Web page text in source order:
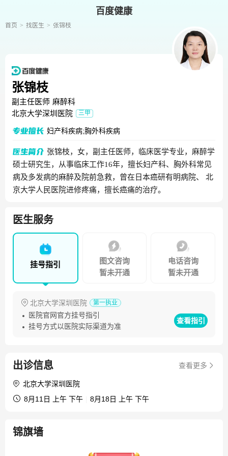
百度健康
首页 找医生 张锦枝
张锦枝
副主任医师 麻醉科
北京大学深圳医院
三甲
妇产科疾病;胸外科疾病
张锦枝，女，副主任医师，临床医学专业，麻醉学
硕士研究生，从事临床工作16年，擅长妇产科、胸外科常见
病及多发病的麻醉及院前急救，曾在日本癌研有明病院、 北
京大学人民医院进修疼痛，擅长癌痛的治疗。
医生服务
挂号指引
图文咨询
暂未开通
电话咨询
暂未开通
北京大学深圳医院 第一执业
医院官网官方挂号指引
挂号方式以医院实际渠道为准
查看指引
出诊信息 查看更多
北京大学深圳医院
8月11日 上午 下午
8月18日 上午 下午
锦旗墙